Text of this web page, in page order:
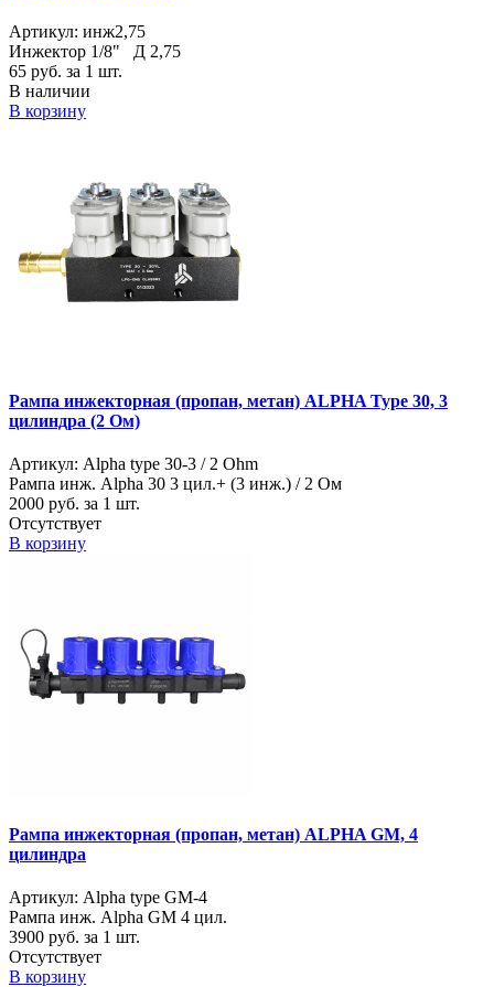
Артикул: инж2,75
Инжектор 1/8" Д 2,75
65 руб. за 1 шт.
В наличии
В корзину
Рампа инжекторная (пропан, метан) ALPHA Type 30, 3
цилиндра (2 Ом)
Артикул: Alpha type 30-3 / 2 Ohm
Рампа инж. Alpha 30 3 цил.+ (3 инж.) / 2 Ом
2000 руб. за 1 шт.
Отсутствует
В корзину
Рампа инжекторная (пропан, метан) ALPHA GM, 4
цилиндра
Артикул: Alpha type GM-4
Рампа инж. Alpha GM 4 цил.
3900 руб. за 1 шт.
Отсутствует
В корзину